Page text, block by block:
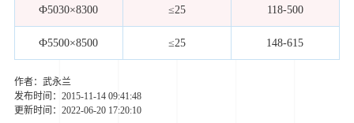
Ф5030×8300 ≤25 118-500
Ф5500×8500 ≤25 148-615
作者：武永兰
发布时间：2015-11-14 09:41:48
更新时间：2022-06-20 17:20:10